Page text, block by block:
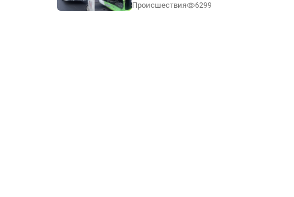
Происшествия 6299